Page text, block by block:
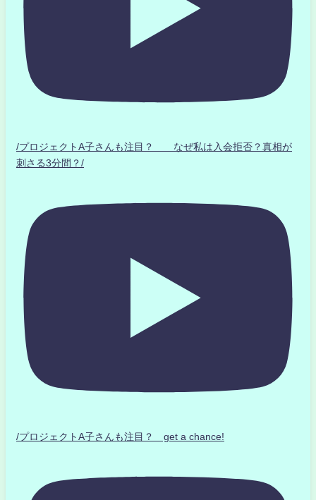
/プロジェクトA子さんも注目？ なぜ私は入会拒否？真相が
刺さる3分間？/
/プロジェクトA子さんも注目？ get a chance!